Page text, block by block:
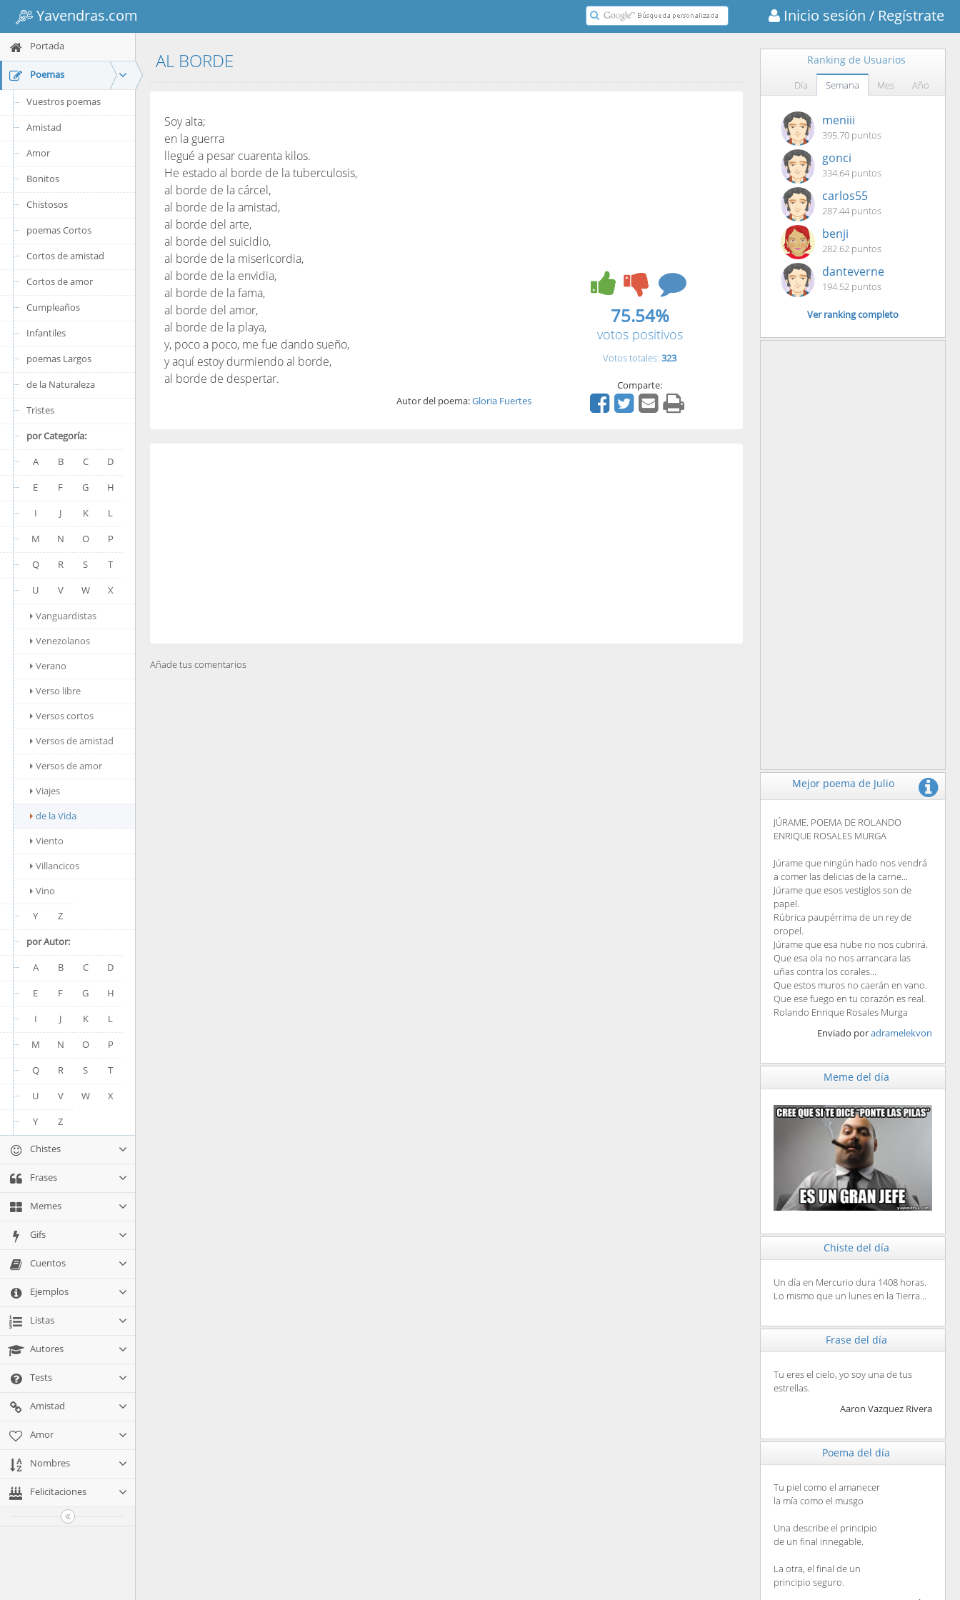
Yavendras.com Inicio sesión / Regístrate
Portada
Poemas
Vuestros poemas
Amistad
Amor
Bonitos
Chistosos
poemas Cortos
Cortos de amistad
Cortos de amor
Cumpleaños
Infantiles
poemas Largos
de la Naturaleza
Tristes
por Categoría:
A
B C
D
E
F G
H
I
J K
L
M
N O
P
Q
R S
T
U
V W
X
Vanguardistas
Venezolanos
Verano
Verso libre
Versos cortos
Versos de amistad
Versos de amor
Viajes
de la Vida
Viento
Villancicos
Vino
Y
Z
por Autor:
A
B C
D
E
F G
H
I
J K
L
M
N O
P
Q
R S
T
U
V W
X
Y
Z
Chistes
Frases
Memes
Gifs
Cuentos
Ejemplos
Listas
Autores
Tests
Amistad
Amor
Nombres
Felicitaciones
AL BORDE
Soy alta;
en la guerra
llegué a pesar cuarenta kilos.
He estado al borde de la tuberculosis,
al borde de la cárcel,
al borde de la amistad,
al borde del arte,
al borde del suicidio,
al borde de la misericordia,
al borde de la envidia,
al borde de la fama,
al borde del amor,
al borde de la playa,
y, poco a poco, me fue dando sueño,
y aquí estoy durmiendo al borde,
al borde de despertar.
Autor del poema:Gloria Fuertes
75.54%
votos positivos
Votos totales: 323
Comparte:
Añade tus comentarios
Ranking de Usuarios
Día Semana Mes Año
meniii
395.70 puntos
gonci
334.64 puntos
carlos55
287.44 puntos
benji
282.62 puntos
danteverne
194.52 puntos
Ver ranking completo
Mejor poema de Julio
JÚRAME. POEMA DE ROLANDO
ENRIQUE ROSALES MURGA
Júrame que ningún hado nos vendrá
a comer las delicias de la carne...
Júrame que esos vestiglos son de
papel.
Rúbrica paupérrima de un rey de
oropel.
Júrame que esa nube no nos cubrirá.
Que esa ola no nos arrancara las
uñas contra los corales...
Que estos muros no caerán en vano.
Que ese fuego en tu corazón es real.
Rolando Enrique Rosales Murga
Enviado poradramelekvon
Meme del día
Chiste del día
Un día en Mercurio dura 1408 horas.
Lo mismo que un lunes en la Tierra...
Frase del día
Tu eres el cielo, yo soy una de tus
estrellas.
Aaron Vazquez Rivera
Poema del día
Tu piel como el amanecer
la mía como el musgo
Una describe el principio
de un final innegable.
La otra, el final de un
principio seguro.